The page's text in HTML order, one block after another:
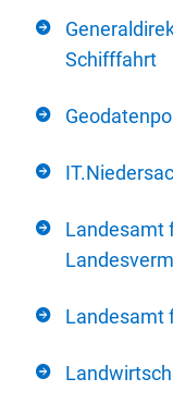
Schifffahrt
Landesamt
Landesamt